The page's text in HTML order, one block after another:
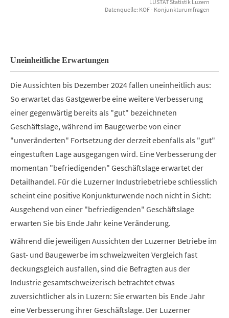
LUSTAT Statistik Luzern
Datenquelle: KOF - Konjunkturumfragen
Uneinheitliche Erwartungen
Die Aussichten bis Dezember 2024 fallen uneinheitlich aus:
So erwartet das Gastgewerbe eine weitere Verbesserung
einer gegenwärtig bereits als "gut" bezeichneten
Geschäftslage, während im Baugewerbe von einer
"unveränderten" Fortsetzung der derzeit ebenfalls als "gut"
eingestuften Lage ausgegangen wird. Eine Verbesserung der
momentan "befriedigenden" Geschäftslage erwartet der
Detailhandel. Für die Luzerner Industriebetriebe schliesslich
scheint eine positive Konjunkturwende noch nicht in Sicht:
Ausgehend von einer "befriedigenden" Geschäftslage
erwarten Sie bis Ende Jahr keine Veränderung.
Während die jeweiligen Aussichten der Luzerner Betriebe im
Gast- und Baugewerbe im schweizweiten Vergleich fast
deckungsgleich ausfallen, sind die Befragten aus der
Industrie gesamtschweizerisch betrachtet etwas
zuversichtlicher als in Luzern: Sie erwarten bis Ende Jahr
eine Verbesserung ihrer Geschäftslage. Der Luzerner